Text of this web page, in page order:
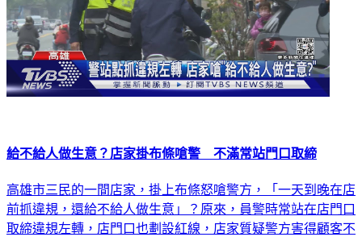
給不給人做生意？店家掛布條嗆警 不滿常站門口取締
高雄市三民的一間店家，掛上布條怒嗆警方，「一天到晚在店
前抓違規，還給不給人做生意」？原來，員警時常站在店門口
取締違規左轉，店門口也劃設紅線，店家質疑警方害得顧客不